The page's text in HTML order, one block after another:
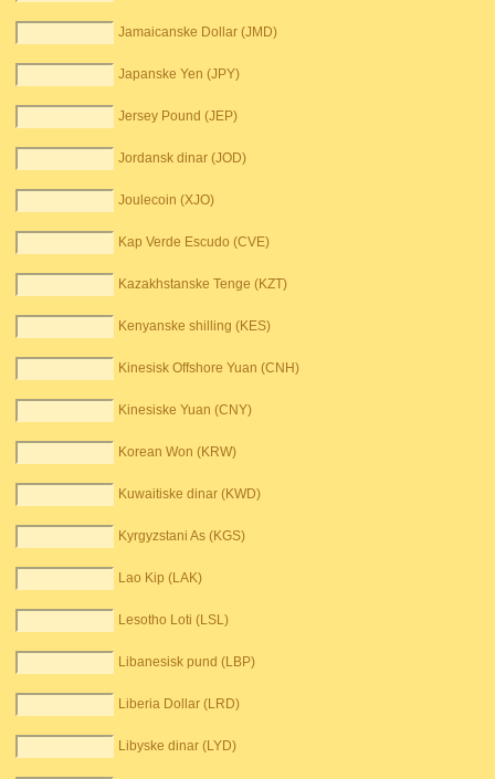
Jamaicanske Dollar (JMD)
Japanske Yen (JPY)
Jersey Pound (JEP)
Jordansk dinar (JOD)
Joulecoin (XJO)
Kap Verde Escudo (CVE)
Kazakhstanske Tenge (KZT)
Kenyanske shilling (KES)
Kinesisk Offshore Yuan (CNH)
Kinesiske Yuan (CNY)
Korean Won (KRW)
Kuwaitiske dinar (KWD)
Kyrgyzstani As (KGS)
Lao Kip (LAK)
Lesotho Loti (LSL)
Libanesisk pund (LBP)
Liberia Dollar (LRD)
Libyske dinar (LYD)